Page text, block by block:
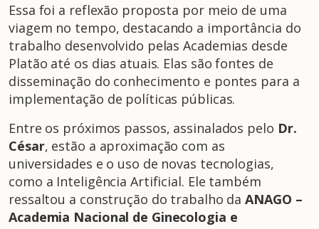
Essa foi a reflexão proposta por meio de uma
viagem no tempo, destacando a importância do
trabalho desenvolvido pelas Academias desde
Platão até os dias atuais. Elas são fontes de
disseminação do conhecimento e pontes para a
implementação de políticas públicas.
Entre os próximos passos, assinalados pelo Dr.
César, estão a aproximação com as
universidades e o uso de novas tecnologias,
como a Inteligência Artificial. Ele também
ressaltou a construção do trabalho daANAGO –
Academia Nacional de Ginecologia e